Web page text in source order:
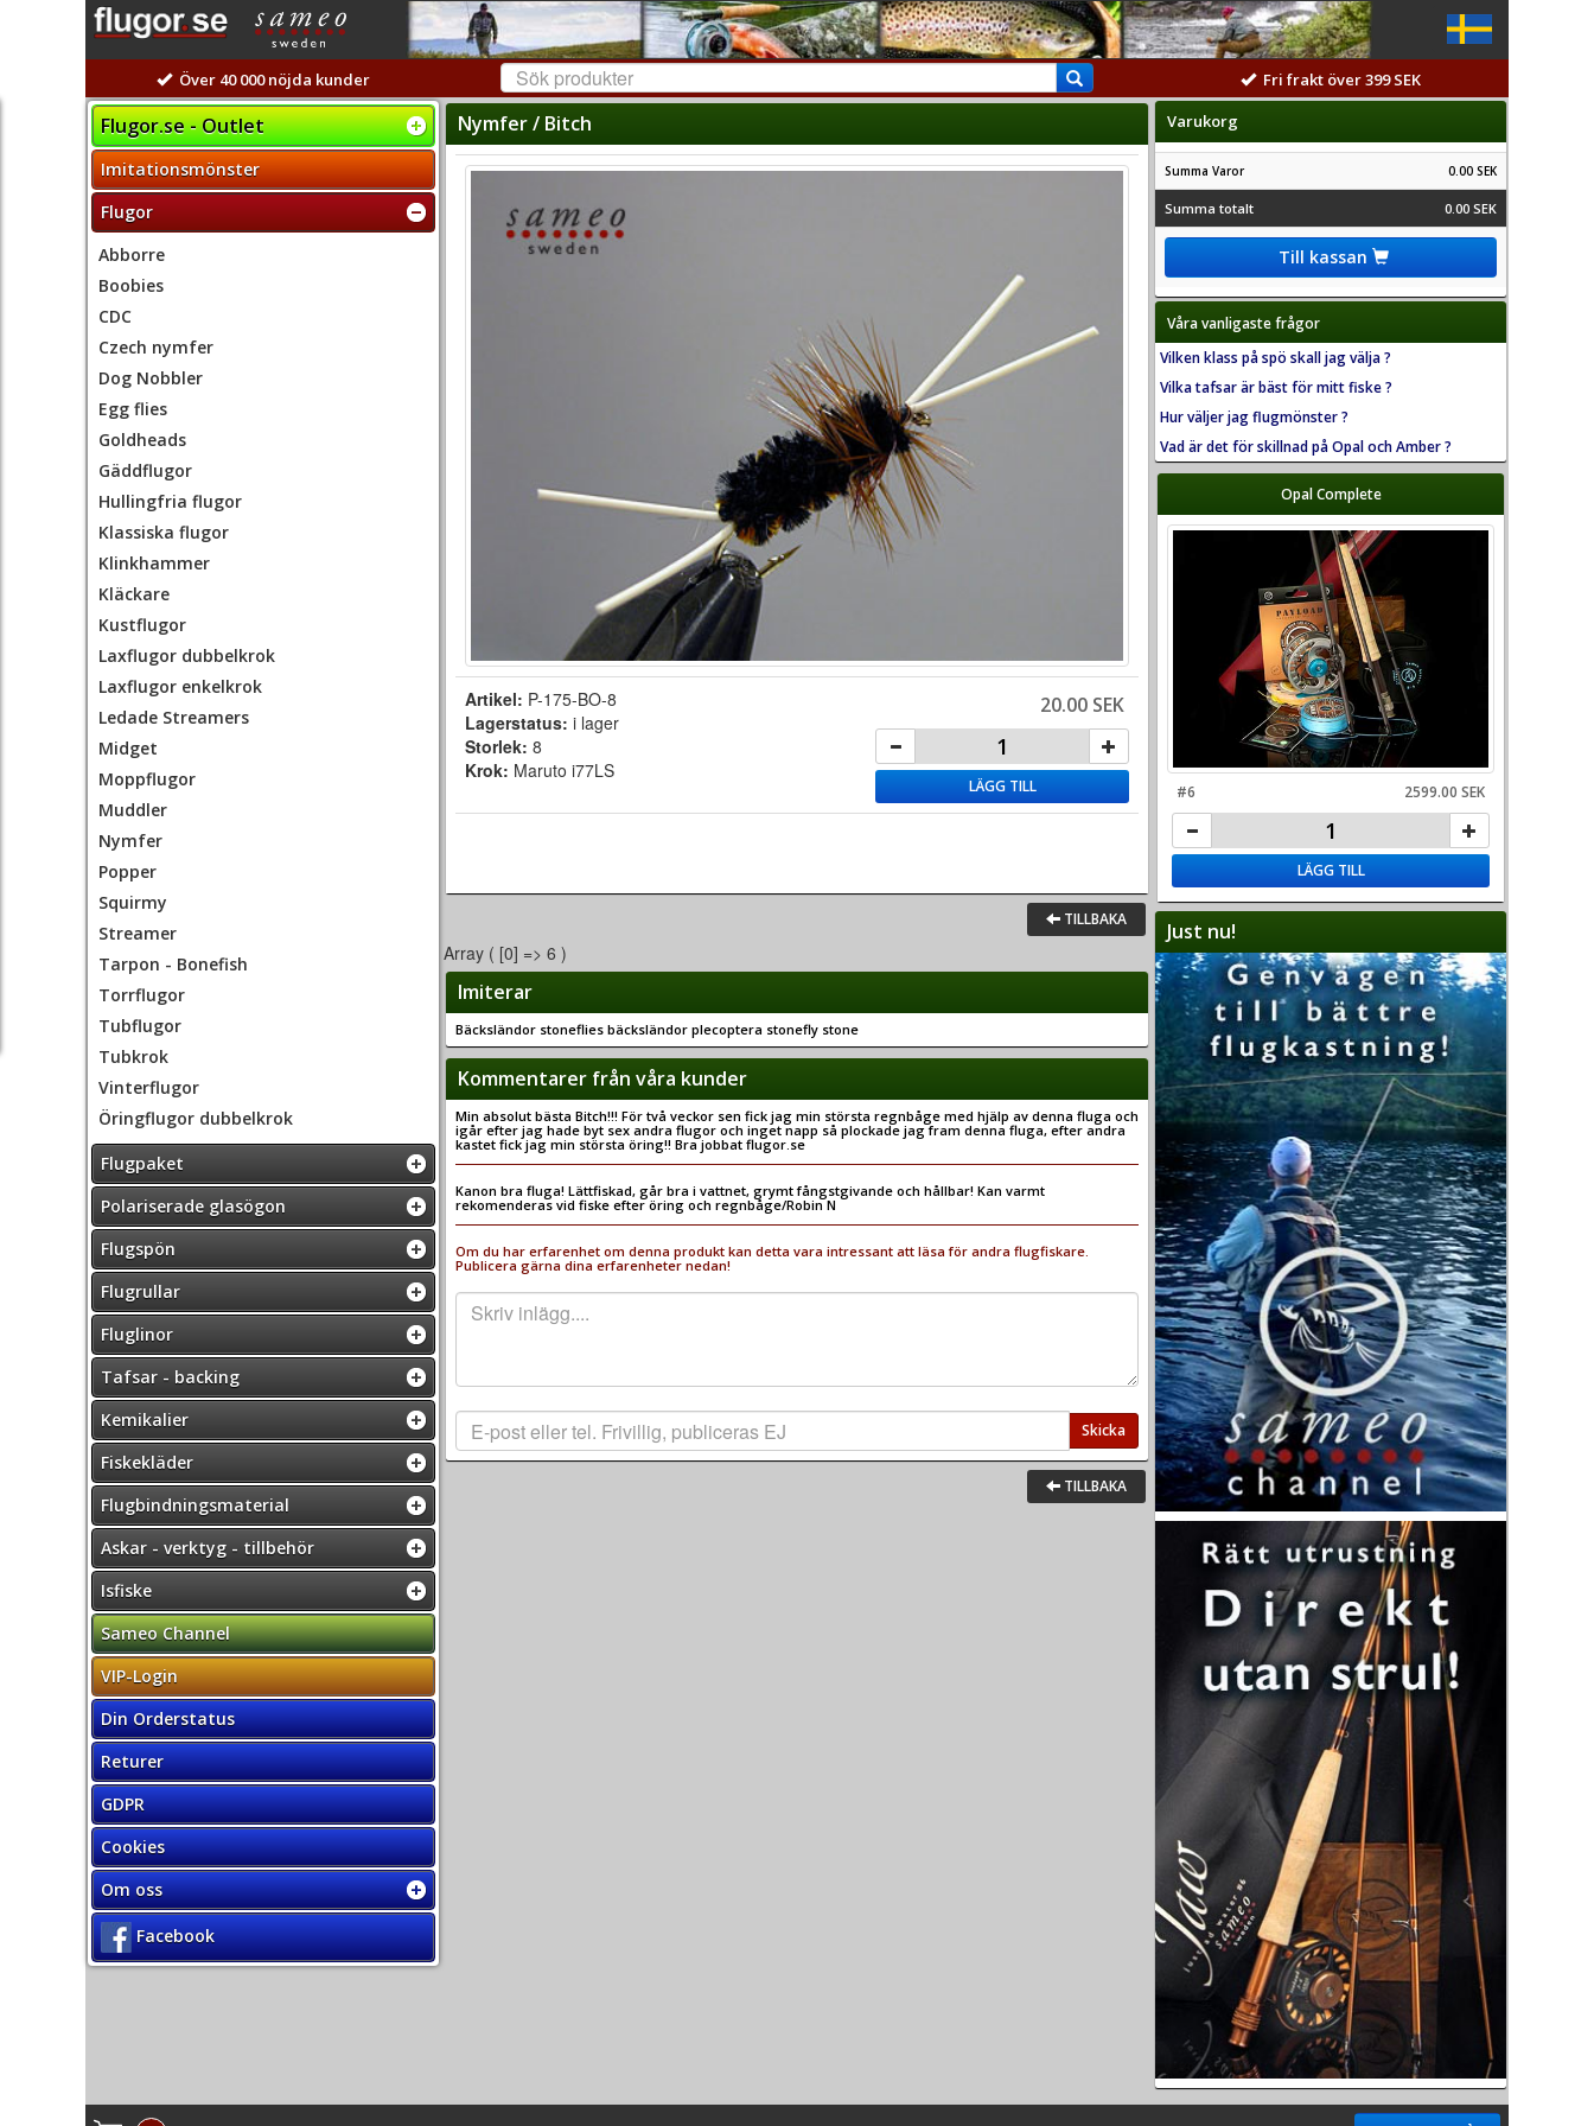
Över 40 000 nöjda kunder Fri frakt över 399 SEK
Flugor.se - Outlet
Imitationsmönster
Flugor
Abborre
Boobies
CDC
Czech nymfer
Dog Nobbler
Egg flies
Goldheads
Gäddflugor
Hullingfria flugor
Klassiska flugor
Klinkhammer
Kläckare
Kustflugor
Laxflugor dubbelkrok
Laxflugor enkelkrok
Ledade Streamers
Midget
Moppflugor
Muddler
Nymfer
Popper
Squirmy
Streamer
Tarpon - Bonefish
Torrflugor
Tubflugor
Tubkrok
Vinterflugor
Öringflugor dubbelkrok
Flugpaket
Polariserade glasögon
Flugspön
Flugrullar
Fluglinor
Tafsar - backing
Kemikalier
Fiskekläder
Flugbindningsmaterial
Askar - verktyg - tillbehör
Isfiske
Sameo Channel
VIP-Login
Din Orderstatus
Returer
GDPR
Cookies
Om oss
Facebook
Nymfer / Bitch
Artikel: P-175-BO-8
Lagerstatus: i lager
Storlek: 8
Krok: Maruto i77LS
20.00 SEK
LÄGG TILL
TILLBAKA
Array ( [0] => 6 )
Imiterar
Bäcksländor stoneflies bäcksländor plecoptera stonefly stone
Kommentarer från våra kunder
Min absolut bästa Bitch!!! För två veckor sen fick jag min största regnbåge med hjälp av denna fluga och
igår efter jag hade byt sex andra flugor och inget napp så plockade jag fram denna fluga, efter andra
kastet fick jag min största öring!! Bra jobbat flugor.se
Kanon bra fluga! Lättfiskad, går bra i vattnet, grymt fångstgivande och hållbar! Kan varmt
rekomenderas vid fiske efter öring och regnbåge/Robin N
Om du har erfarenhet om denna produkt kan detta vara intressant att läsa för andra flugfiskare.
Publicera gärna dina erfarenheter nedan!
Skicka
TILLBAKA
Varukorg
Summa Varor 0.00 SEK
Summa totalt 0.00 SEK
Till kassan
Våra vanligaste frågor
Vilken klass på spö skall jag välja ?
Vilka tafsar är bäst för mitt fiske ?
Hur väljer jag flugmönster ?
Vad är det för skillnad på Opal och Amber ?
Opal Complete
#6 2599.00 SEK
LÄGG TILL
Just nu!